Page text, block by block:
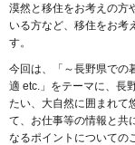
漠然と移住をお考えの方
いる方など、移住をお考
す。
今回は、「～長野県での
適 etc.」をテーマに、長
たい、大自然に囲まれて
て、お仕事等の情報と共
なるポイントについての